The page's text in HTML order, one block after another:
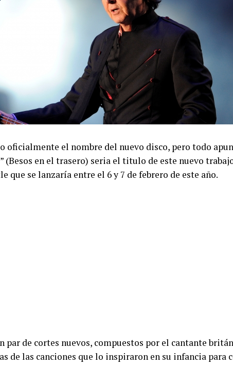
oficialmente el nombre del nuevo disco, pero todo
(Besos en el trasero) seria el titulo de este nuevo
que se lanzaría entre el 6 y 7 de febrero de este año.
par de cortes nuevos, compuestos por el cantante
de las canciones que lo inspiraron en su infancia para